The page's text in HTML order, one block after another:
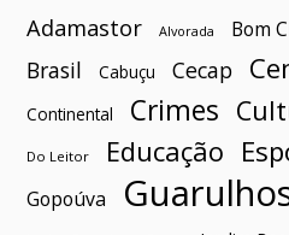
Adamastor Alvorada Bom
Brasil Cabuçu Cecap
Continental Crimes
Do Leitor Educação
Gopoúva